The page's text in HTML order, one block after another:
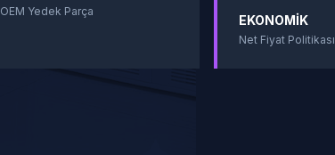
OEM Yedek Parça
EKONOMIK
Net Fiyat Politikası